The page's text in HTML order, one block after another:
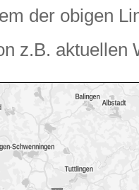
der obigen
z.B. aktuellen